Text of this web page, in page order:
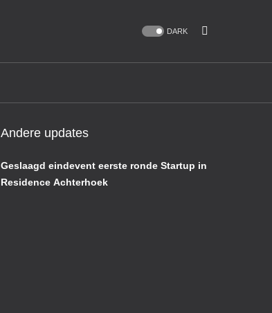
DARK
Andere updates
Geslaagd eindevent eerste ronde Startup in
Residence Achterhoek